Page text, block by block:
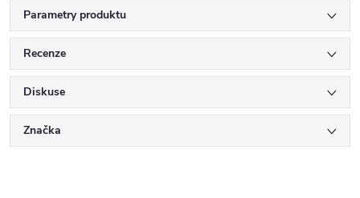
Parametry produktu
Recenze
Diskuse
Značka